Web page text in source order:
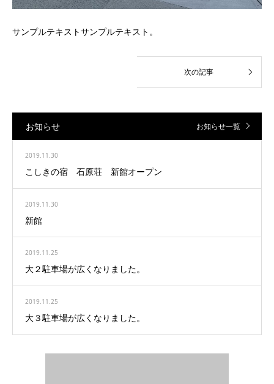
サンプルテキストサンプルテキスト。
お知らせ お知らせ一覧
2019.11.30
こしきの宿 石原荘 新館オープン
2019.11.30
新館
2019.11.25
大２駐車場が広くなりました。
2019.11.25
大３駐車場が広くなりました。